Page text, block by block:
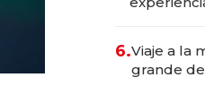
6.Viaje a la
grande